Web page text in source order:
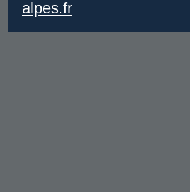
alpes.fr